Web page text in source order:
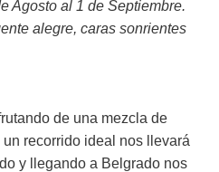
Agosto al 1 de Septiembre.
alegre, caras sonrientes
de una mezcla de
recorrido ideal nos llevará
y llegando a Belgrado nos